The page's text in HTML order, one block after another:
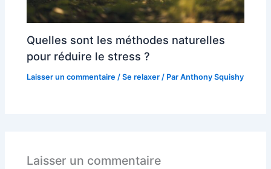
Quelles sont les méthodes naturelles
pour réduire le stress ?
Laisser un commentaire /Se relaxer / ParAnthony Squishy
Laisser un commentaire